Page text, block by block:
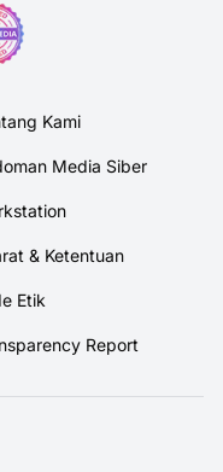
Kami
Media Siber
& Ketentuan
Etik
Report